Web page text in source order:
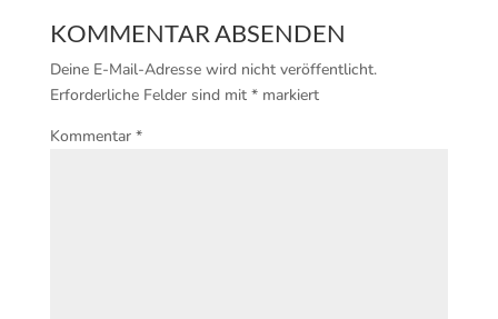
KOMMENTAR ABSENDEN
Deine E-Mail-Adresse wird nicht veröffentlicht.
Erforderliche Felder sind mit *markiert
Kommentar *